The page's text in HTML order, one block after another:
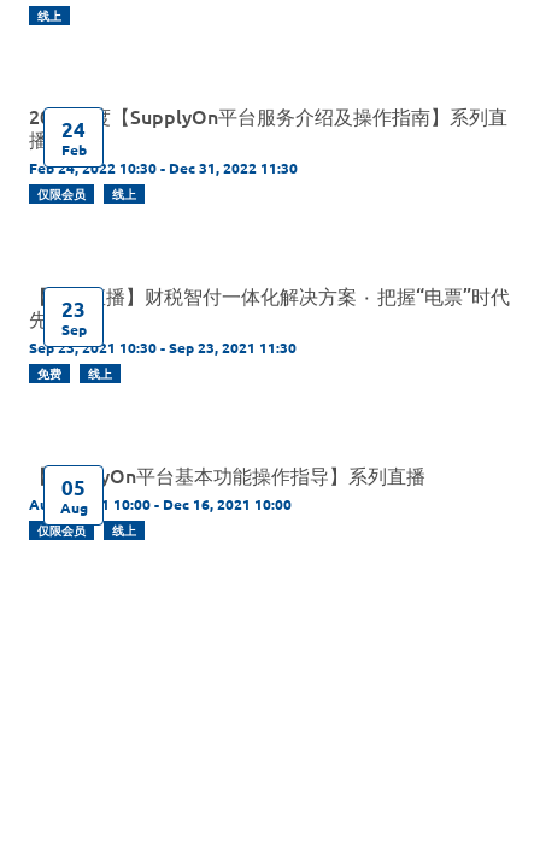
线上
24
Feb
2022年度【SupplyOn平台服务介绍及操作指南】系列直
播
Feb 24, 2022 10:30 - Dec 31, 2022 11:30
仅限会员 线上
23
Sep
【线上直播】财税智付一体化解决方案 ٠ 把握“电票”时代
先机
Sep 23, 2021 10:30 - Sep 23, 2021 11:30
免费 线上
05
Aug
【SupplyOn平台基本功能操作指导】系列直播
Aug 5, 2021 10:00 - Dec 16, 2021 10:00
仅限会员 线上